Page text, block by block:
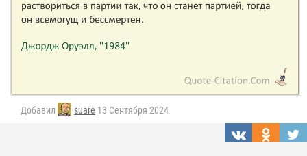
Добавил suare 13 Сентября 2024